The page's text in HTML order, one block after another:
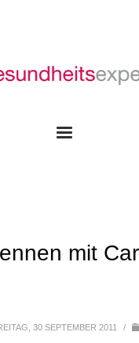
mit
30 SEPTEMBER 2011 /